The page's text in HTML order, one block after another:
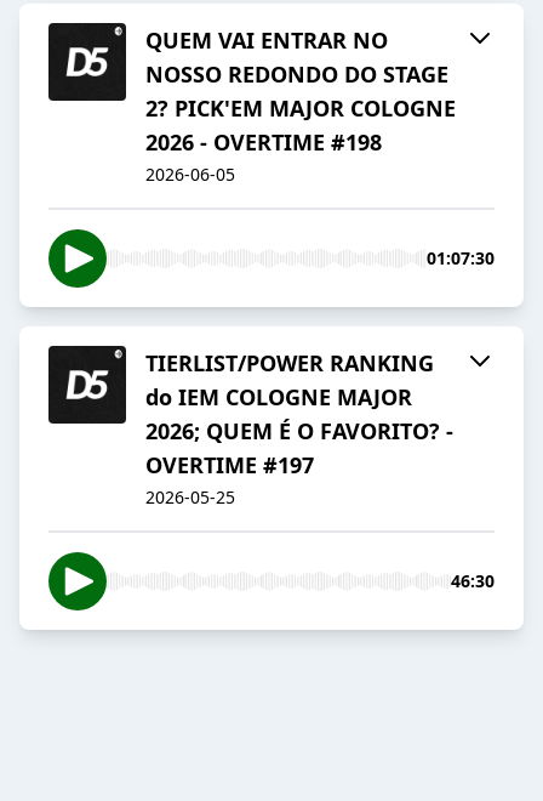
QUEM VAI ENTRAR NO
NOSSO REDONDO DO STAGE
2? PICK'EM MAJOR COLOGNE
2026 - OVERTIME #198
2026-06-05
01:07:30
TIERLIST/POWER RANKING
do IEM COLOGNE MAJOR
2026; QUEM É O FAVORITO? -
OVERTIME #197
2026-05-25
46:30